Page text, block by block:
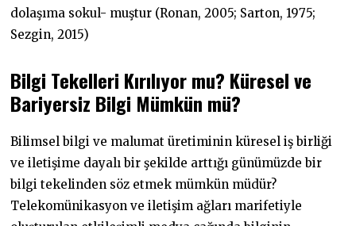
dolaşıma sokul- muştur (Ronan, 2005; Sarton, 1975;
Sezgin, 2015)
Bilgi Tekelleri Kırılıyormu? Küresel ve
Bariyersiz Bilgi Mümkün mü?
Bilimsel bilgi ve malumat üretiminin küresel iş birliği
ve iletişime dayalı bir şekilde arttığı günümüzde bir
bilgi tekelinden söz etmek mümkün müdür?
Telekomünikasyon ve iletişim ağları marifetiyle